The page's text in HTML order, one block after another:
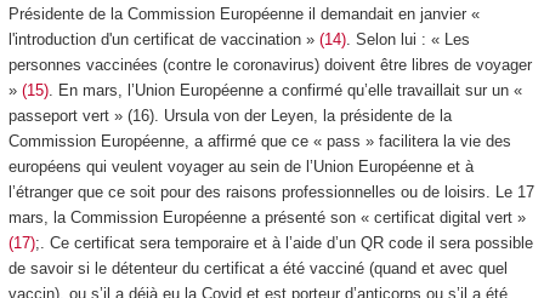
Présidente de la Commission Européenne il demandait en janvier «
l'introduction d'un certificat de vaccination » (14). Selon lui : « Les
personnes vaccinées (contre le coronavirus) doivent être libres de voyager
» (15). En mars, l’Union Européenne a confirmé qu’elle travaillait sur un «
passeport vert » (16). Ursula von der Leyen, la présidente de la
Commission Européenne, a affirmé que ce « pass » facilitera la vie des
européens qui veulent voyager au sein de l’Union Européenne et à
l’étranger que ce soit pour des raisons professionnelles ou de loisirs. Le 17
mars, la Commission Européenne a présenté son « certificat digital vert »
(17);. Ce certificat sera temporaire et à l’aide d’un QR code il sera possible
de savoir si le détenteur du certificat a été vacciné (quand et avec quel
vaccin), ou s’il a déjà eu la Covid et est porteur d’anticorps ou s’il a été